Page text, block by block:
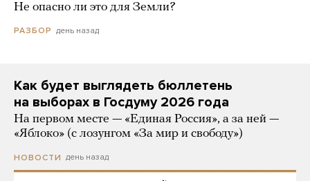
Не опасно ли это для Земли?
РАЗБОР день назад
Как будет выглядеть бюллетень
на выборах в Госдуму 2026 года
На первом месте — «Единая Россия», а за ней —
«Яблоко» (с лозунгом «За мир и свободу»)
НОВОСТИ день назад